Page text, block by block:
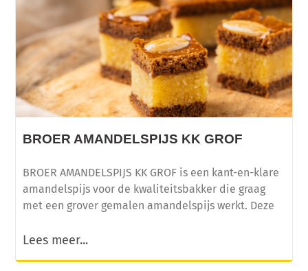
BROER AMANDELSPIJS KK GROF
BROER AMANDELSPIJS KK GROF is een kant-en-klare
amandelspijs voor de kwaliteitsbakker die graag
met een grover gemalen amandelspijs werkt. Deze
Lees meer...